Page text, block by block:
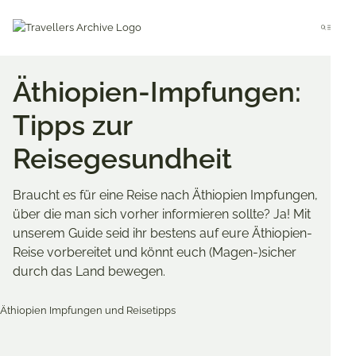
Menu
Äthiopien-Impfungen:
Tipps zur
Reisegesundheit
Braucht es für eine Reise nach Äthiopien Impfungen,
über die man sich vorher informieren sollte? Ja! Mit
unserem Guide seid ihr bestens auf eure Äthiopien-
Reise vorbereitet und könnt euch (Magen-)sicher
durch das Land bewegen.